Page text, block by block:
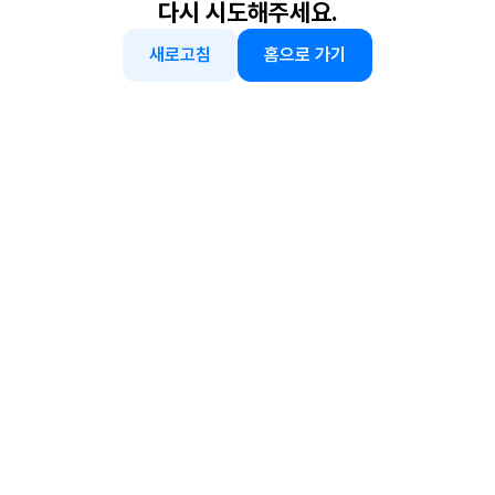
다시 시도해주세요.
새로고침 홈으로 가기